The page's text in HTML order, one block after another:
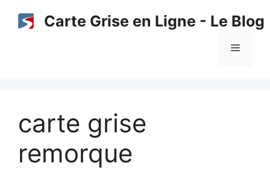
Carte Grise en Ligne - Le Blog
Menu
carte grise
remorque